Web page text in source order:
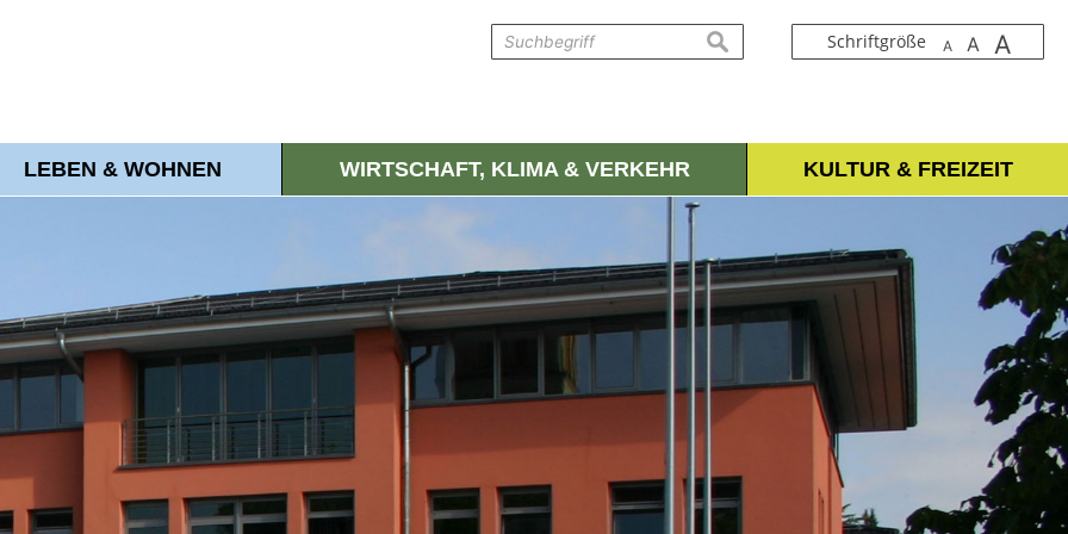
Schriftgröße A A A
suchen
LEBEN & WOHNEN WIRTSCHAFT, KLIMA & VERKEHR KULTUR & FREIZEIT